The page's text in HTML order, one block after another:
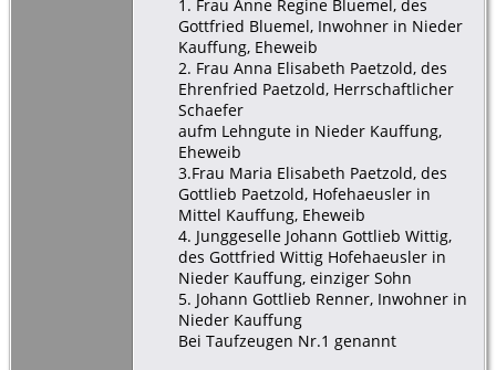
1. Frau Anne Regine Bluemel, des
Gottfried Bluemel, Inwohner in Nieder
Kauffung, Eheweib
2. Frau Anna Elisabeth Paetzold, des
Ehrenfried Paetzold, Herrschaftlicher
Schaefer
aufm Lehngute in Nieder Kauffung,
Eheweib
3.Frau Maria Elisabeth Paetzold, des
Gottlieb Paetzold, Hofehaeusler in
Mittel Kauffung, Eheweib
4. Junggeselle Johann Gottlieb Wittig,
des Gottfried Wittig Hofehaeusler in
Nieder Kauffung, einziger Sohn
5. Johann Gottlieb Renner, Inwohner in
Nieder Kauffung
Bei Taufzeugen Nr.1 genannt